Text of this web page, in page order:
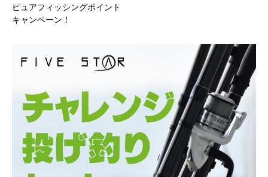
ピュアフィッシングポイント
キャンペーン！